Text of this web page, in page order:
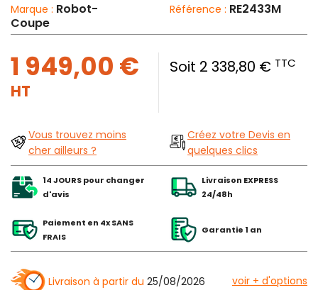
Marque : Robot-
Coupe
Référence : RE2433M
1 949,00 €
HT
Soit 2 338,80 € TTC
Vous trouvez moins
cher ailleurs ?
Créez votre Devis en
quelques clics
14 JOURS pour changer
d'avis
Livraison EXPRESS
24/48h
Paiement en 4x SANS
FRAIS
Garantie 1 an
Livraison à partir du 25/08/2026 voir + d'options